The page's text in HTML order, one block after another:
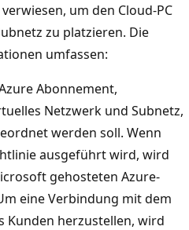
um den Cloud-PC
zu platzieren. Die
umfassen:
Abonnement,
Netzwerk und Subnetz,
werden soll. Wenn
ausgeführt wird, wird
gehosteten Azure-
eine Verbindung mit dem
Kunden herzustellen, wird